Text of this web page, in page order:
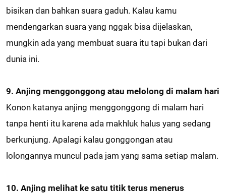
bisikan dan bahkan suara gaduh. Kalau kamu
mendengarkan suara yang nggak bisa dijelaskan,
mungkin ada yang membuat suara itu tapi bukan dari
dunia ini.
9. Anjing menggonggong atau melolong di malam hari
Konon katanya anjing menggonggong di malam hari
tanpa henti itu karena ada makhluk halus yang sedang
berkunjung. Apalagi kalau gonggongan atau
lolongannya muncul pada jam yang sama setiap malam.
10. Anjing melihat ke satu titik terus menerus